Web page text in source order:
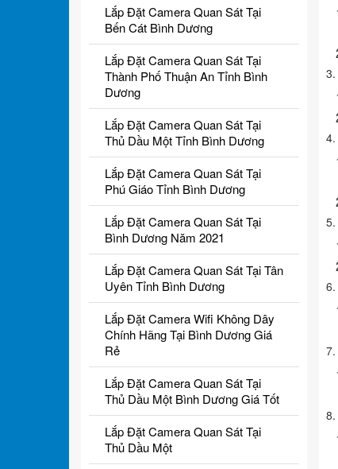
Lắp Đặt Camera Quan Sát Tại
Bến Cát Bình Dương
Lắp Đặt Camera Quan Sát Tại
Thành Phố Thuận An Tỉnh Bình
Dương
Lắp Đặt Camera Quan Sát Tại
Thủ Dầu Một Tỉnh Bình Dương
Lắp Đặt Camera Quan Sát Tại
Phú Giáo Tỉnh Bình Dương
Lắp Đặt Camera Quan Sát Tại
Bình Dương Năm 2021
Lắp Đặt Camera Quan Sát Tại Tân
Uyên Tỉnh Bình Dương
Lắp Đặt Camera Wifi Không Dây
Chính Hãng Tại Bình Dương Giá
Rẻ
Lắp Đặt Camera Quan Sát Tại
Thủ Dầu Một Bình Dương Giá Tốt
Lắp Đặt Camera Quan Sát Tại
Thủ Dầu Một